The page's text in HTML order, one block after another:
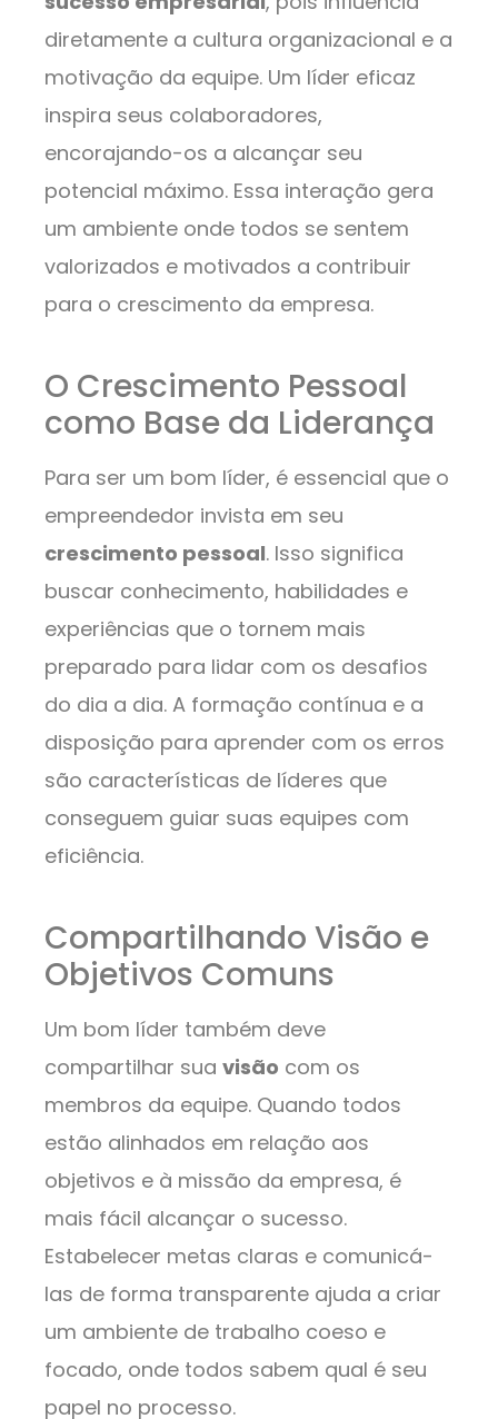
diretamente a cultura organizacional e a
motivação da equipe. Um líder eficaz
inspira seus colaboradores,
encorajando-os a alcançar seu
potencial máximo. Essa interação gera
um ambiente onde todos se sentem
valorizados e motivados a contribuir
para o crescimento da empresa.
O Crescimento Pessoal
como Base da Liderança
Para ser um bom líder, é essencial que o
empreendedor invista em seu
crescimento pessoal. Isso significa
buscar conhecimento, habilidades e
experiências que o tornem mais
preparado para lidar com os desafios
do dia a dia. A formação contínua e a
disposição para aprender com os erros
são características de líderes que
conseguem guiar suas equipes com
eficiência.
Compartilhando Visão e
Objetivos Comuns
Um bom líder também deve
compartilhar sua visão com os
membros da equipe. Quando todos
estão alinhados em relação aos
objetivos e à missão da empresa, é
mais fácil alcançar o sucesso.
Estabelecer metas claras e comunicá-
las de forma transparente ajuda a criar
um ambiente de trabalho coeso e
focado, onde todos sabem qual é seu
papel no processo.